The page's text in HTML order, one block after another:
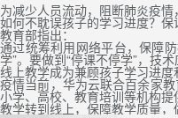
为减少人员流动，阻断肺炎疫情
如何不耽误孩子的学习进度？保
教育部指出：
通过统筹利用网络平台，保障
学”。要做到“停课不停学”，技
线上教学成为兼顾孩子学习进度
疫情当前，华为云联合百余家
小学、高校、教育培训等机构
教学转到线上，保障教学质量，